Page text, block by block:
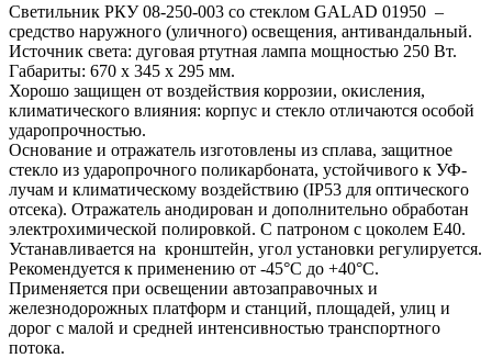
Светильник РКУ 08-250-003 со стеклом GALAD 01950 –
средство наружного (уличного) освещения, антивандальный.
Источник света: дуговая ртутная лампа мощностью 250 Вт.
Габариты: 670 х 345 х 295 мм.
Хорошо защищен от воздействия коррозии, окисления,
климатического влияния: корпус и стекло отличаются особой
ударопрочностью.
Основание и отражатель изготовлены из сплава, защитное
стекло из ударопрочного поликарбоната, устойчивого к УФ-
лучам и климатическому воздействию (IP53 для оптического
отсека). Отражатель анодирован и дополнительно обработан
электрохимической полировкой. С патроном с цоколем Е40.
Устанавливается на кронштейн, угол установки регулируется.
Рекомендуется к применению от -45°С до +40°С.
Применяется при освещении автозаправочных и
железнодорожных платформ и станций, площадей, улиц и
дорог с малой и средней интенсивностью транспортного
потока.